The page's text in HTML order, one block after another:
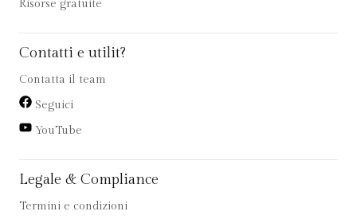
Risorse gratuite
Contatti e utilit?
Contatta il team
Seguici
YouTube
Legale & Compliance
Termini e condizioni